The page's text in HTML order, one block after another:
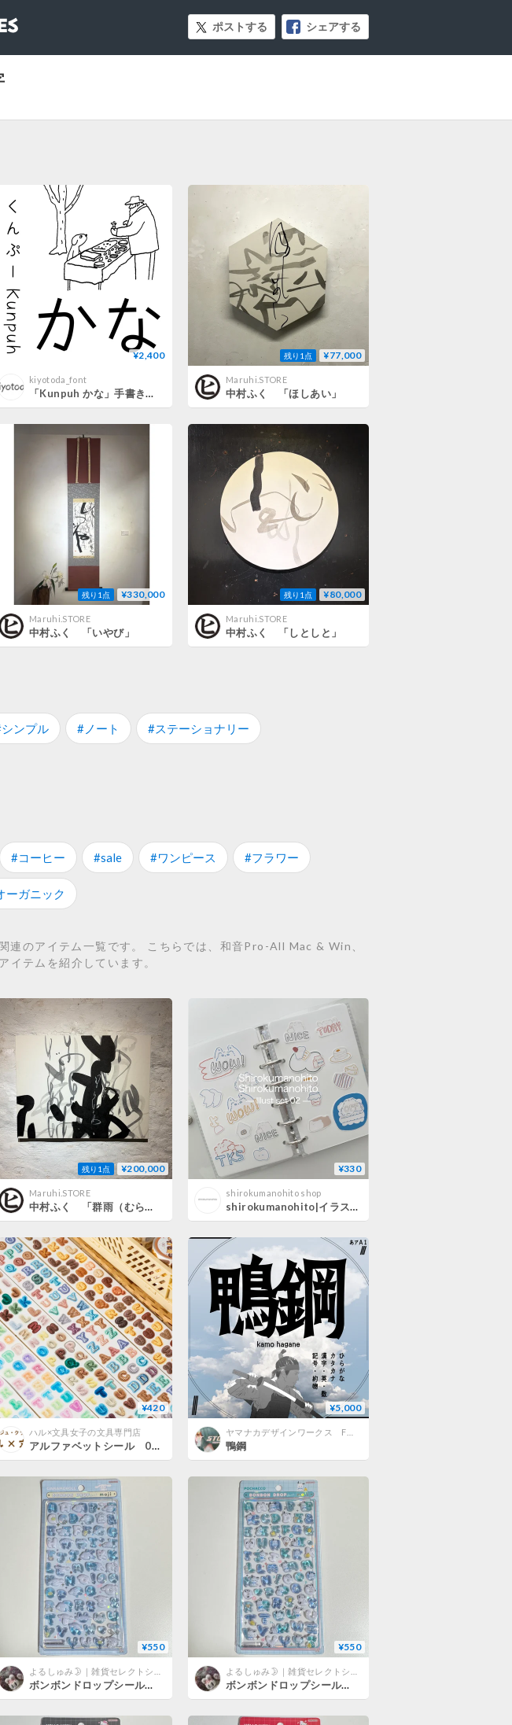
ポストする シェアする
¥2,400
kiyotoda_font
「Kunpuh かな」手書き風・かなフォント（R,Bセット）
残り1点 ¥77,000
Maruhi.STORE
中村ふく 「ほしあい」
残り1点 ¥330,000
Maruhi.STORE
中村ふく 「いやび」
残り1点 ¥80,000
Maruhi.STORE
中村ふく 「しとしと」
ンプル #ノート #ステーショナリー
#コーヒー #sale #ワンピース #フラワー
ーガニック
連のアイテム一覧です。 こちらでは、和音Pro-All Mac & Win、
テムを紹介しています。
残り1点 ¥200,000
Maruhi.STORE
中村ふく 「群雨（むらさめ）」
¥330
shirokumanohito shop
shirokumanohito|イラストセット02|文字|リアクション|ミニイラスト
¥420
ハル×文具女子の文具専門店
アルファベットシール 0527-1
¥5,000
鴨鋼
¥550
ボンボンドロップシール 文字 （シナモロール）
¥550
ボンボンドロップシール 文字 （ポチャッコ)